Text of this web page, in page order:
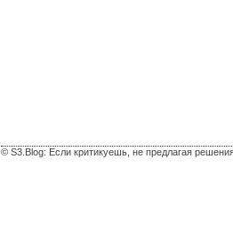
© S3.Blog: Если критикуешь, не предлагая